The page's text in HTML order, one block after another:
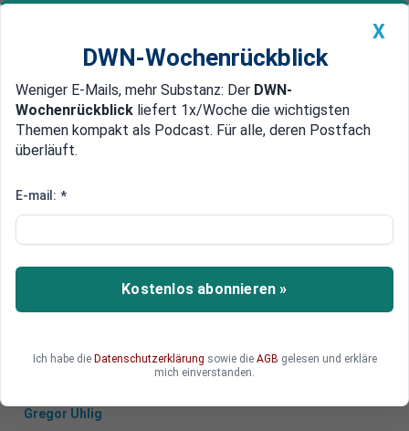
Newsticker MEIN DWN: Geldanlage Premium
Edelmetalle DWN-Magazin China
Ungarn baut deutsche Panzer -
Rheinmetall wird Panzer und Munition in Ungarn
produzieren. Ein Teil der Produktion könnte für die
Ukraine sein, was den Friedensbemühungen
Gregor Uhlig
X
DWN-Wochenrückblick
Weniger E-Mails, mehr Substanz: Der DWN-
Wochenrückblick liefert 1x/Woche die wichtigsten
Themen kompakt als Podcast. Für alle, deren Postfach
überläuft.
E-mail: *
Kostenlos abonnieren »
Ich habe die Datenschutzerklärung sowie die AGB gelesen und erkläre
mich einverstanden.